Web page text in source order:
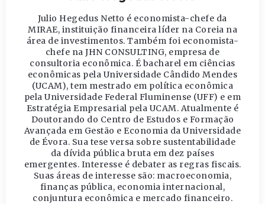
Julio Hegedus Netto é economista-chefe da
MIRAE, instituição financeira líder na Coreia na
área de investimentos. Também foi economista-
chefe na JHN CONSULTING, empresa de
consultoria econômica. É bacharel em ciências
econômicas pela Universidade Cândido Mendes
(UCAM), tem mestrado em política econômica
pela Universidade Federal Fluminense (UFF) e em
Estratégia Empresarial pela UCAM. Atualmente é
Doutorando do Centro de Estudos e Formação
Avançada em Gestão e Economia da Universidade
de Évora. Sua tese versa sobre sustentabilidade
da dívida pública bruta em dez países
emergentes. Interesse é debater as regras fiscais.
Suas áreas de interesse são: macroeconomia,
finanças pública, economia internacional,
conjuntura econômica e mercado financeiro.